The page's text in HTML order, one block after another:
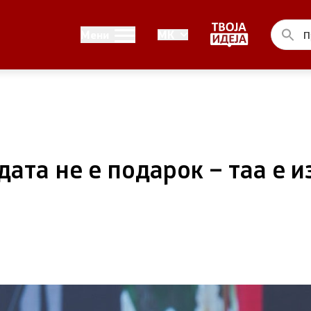
Односи со јавност
не е подарок – таа е